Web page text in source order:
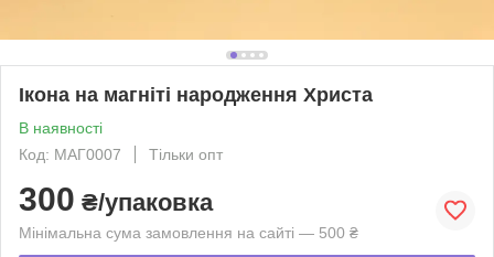
Ікона на магніті народження Христа
В наявності
Код: МАГ0007
Тільки опт
300 ₴/упаковка
Мінімальна сума замовлення на сайті — 500 ₴